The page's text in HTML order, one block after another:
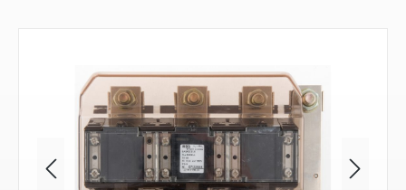
Bildergalerie überspringen